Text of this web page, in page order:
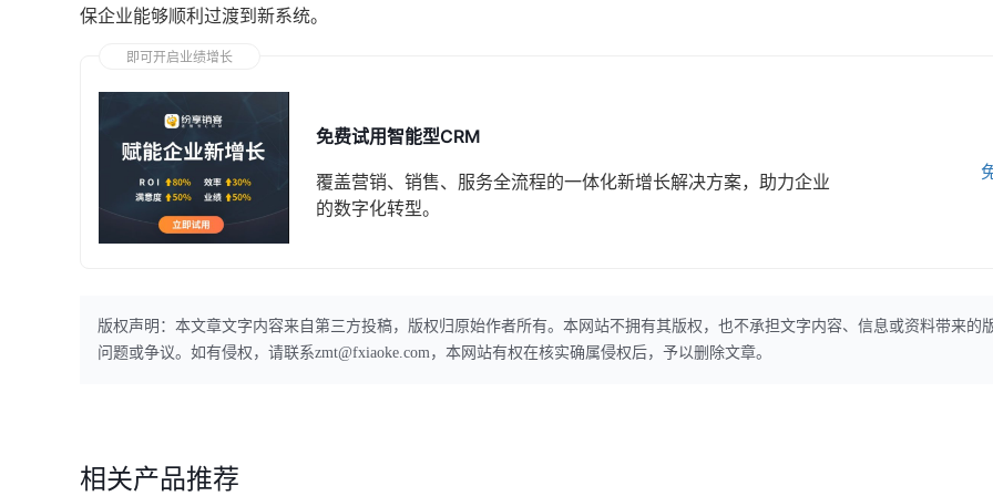
保企业能够顺利过渡到新系统。
即可开启业绩增长
免费试用智能型CRM
覆盖营销、销售、服务全流程的一体化新增长解决方案，助力企业
的数字化转型。
版权声明：本文章文字内容来自第三方投稿，版权归原始作者所有。本网站不拥有其版权，也不承担文字内容、信息或资料带来的
问题或争议。如有侵权，请联系zmt@fxiaoke.com，本网站有权在核实确属侵权后，予以删除文章。
相关产品推荐